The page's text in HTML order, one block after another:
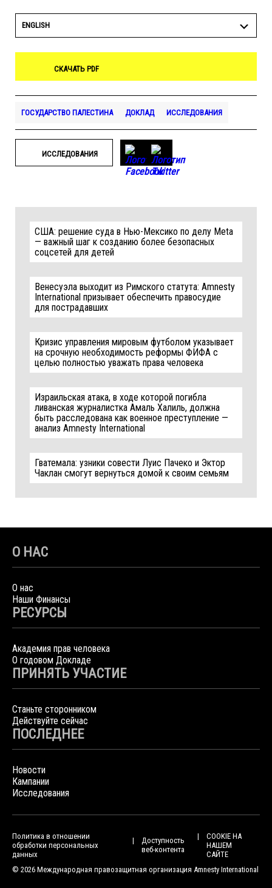
ENGLISH
СКАЧАТЬ PDF
ГОСУДАРСТВО ПАЛЕСТИНА ДОКЛАД ИССЛЕДОВАНИЯ
ИССЛЕДОВАНИЯ
США: решение суда в Нью-Мексико по делу Meta
— важный шаг к созданию более безопасных
соцсетей для детей
Венесуэла выходит из Римского статута: Amnesty
International призывает обеспечить правосудие
для пострадавших
Кризис управления мировым футболом указывает
на срочную необходимость реформы ФИФА с
целью полностью уважать права человека
Израильская атака, в ходе которой погибла
ливанская журналистка Амаль Халиль, должна
быть расследована как военное преступление —
анализ Amnesty International
Гватемала: узники совести Луис Пачеко и Эктор
Чаклан смогут вернуться домой к своим семьям
О НАС
О нас
Наши Финансы
РЕСУРСЫ
Академия прав человека
О годовом Докладе
ПРИНЯТЬ УЧАСТИЕ
Станьте сторонником
Действуйте сейчас
ПОСЛЕДНЕЕ
Новости
Кампании
Исследования
Политика в отношении
обработки персональных
данных
Доступность
веб-контента
COOKIE НА
НАШЕМ
САЙТЕ
© 2026 Международная правозащитная организация Amnesty International